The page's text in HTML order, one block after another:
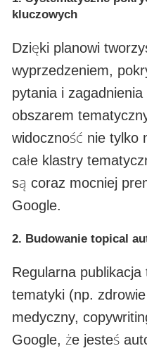
kluczowych
Dzięki planowi
wyprzedzeniem,
pytania i
obszarem
widoczność nie tylko
całe klastry
są coraz mocniej
Google.
2. Budowanie topical
Regularna publikacja
tematyki (np.
medyczny,
Google, że jesteś